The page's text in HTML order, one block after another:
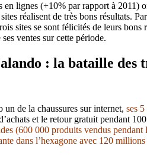
en lignes (+10% par rapport à 2011)
réalisent de très bons résultats.
sites se sont félicités de leurs bons
ventes sur cette période.
: la bataille des
un de la chaussures sur internet, ses
et le retour gratuit pendant
(600 000 produits vendus pendant
dans l’hexagone avec 120